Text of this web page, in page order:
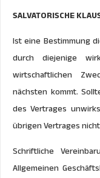
SALVATORISCHE
Ist eine Bestimmung
durch diejenige
wirtschaftlichen
nächsten kommt.
des Vertrages
übrigen Vertrages
Schriftliche
Allgemeinen